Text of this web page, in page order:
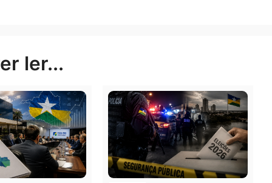
projeto em que todos ganham, é de grande
da obra e a constante manutenção do local.
Publicidade